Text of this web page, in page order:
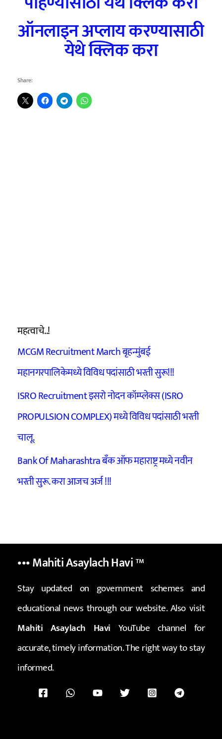
ऑनलाइन अप्लाय करण्यासाठी
येथे क्लिक करा
Share:
महत्वाचे..!
MCGM Recruitment March बृहन्मुंबई
महानगरपालिकेमध्ये विविध पदांसाठी भरती सुरू!!!
ISRO Recruitment इसरो नोदन कॉम्प्लेक्स (ISRO
PROPULSION COMPLEX) मध्ये विविध पदांसाठी भरती
चालू.
Bank Of Maharashtra बँक ऑफ महाराष्ट्र मध्ये नवीन
भरती सुरू. करा आजच अर्ज !!!
••• Mahiti Asaylach Havi™
Stay updated on government schemes and
educational news through our website. Also visit
Mahiti Asaylach Havi YouTube channel for
accurate, timely information. The right way to stay
informed.